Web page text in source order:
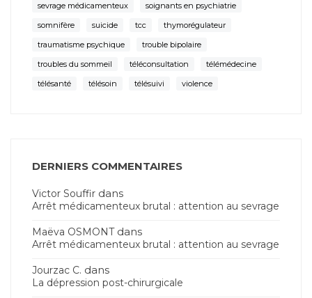
sevrage médicamenteux
soignants en psychiatrie
somnifère
suicide tcc
thymorégulateur
traumatisme psychique
trouble bipolaire
troubles du sommeil
téléconsultation
télémédecine
télésanté
télésoin télésuivi violence
DERNIERS COMMENTAIRES
Victor Souffir dans
Arrêt médicamenteux brutal : attention au sevrage
Maëva OSMONTdans
Arrêt médicamenteux brutal : attention au sevrage
Jourzac C. dans
La dépression post-chirurgicale